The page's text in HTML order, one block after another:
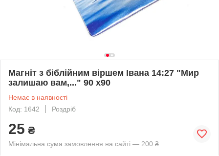
Магніт з біблійним віршем Івана 14:27 "Мир
залишаю вам,..." 90 х90
Немає в наявності
Код: 1642
Роздріб
25 ₴
Мінімальна сума замовлення на сайті — 200 ₴